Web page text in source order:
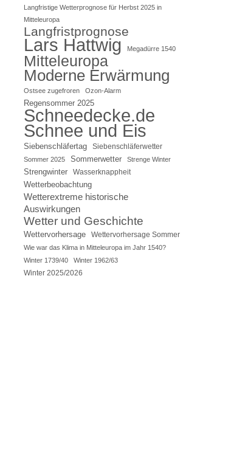
Langfristige Wetterprognose für Herbst 2025 in
Mitteleuropa
Langfristprognose
Lars Hattwig Megadürre 1540
Mitteleuropa
Moderne Erwärmung
Ostsee zugefroren Ozon-Alarm
Regensommer 2025
Schneedecke.de
Schnee und Eis
Siebenschläfertag Siebenschläferwetter
Sommer 2025 Sommerwetter Strenge Winter
Strengwinter Wasserknappheit
Wetterbeobachtung
Wetterextreme historische
Auswirkungen
Wetter und Geschichte
Wettervorhersage Wettervorhersage Sommer
Wie war das Klima in Mitteleuropa im Jahr 1540?
Winter 1739/40
Winter 1962/63
Winter 2025/2026